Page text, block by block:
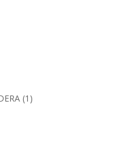
(1)